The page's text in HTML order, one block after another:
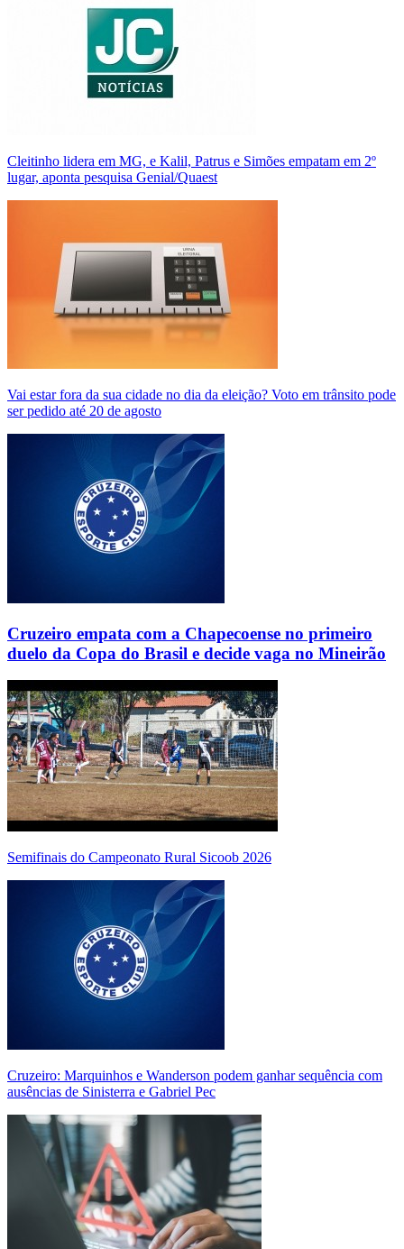
Cleitinho lidera em MG, e Kalil, Patrus e Simões empatam em 2º
lugar, aponta pesquisa Genial/Quaest
Vai estar fora da sua cidade no dia da eleição? Voto em trânsito pode
ser pedido até 20 de agosto
Cruzeiro empata com a Chapecoense no primeiro
duelo da Copa do Brasil e decide vaga no Mineirão
Semifinais do Campeonato Rural Sicoob 2026
Cruzeiro: Marquinhos e Wanderson podem ganhar sequência com
ausências de Sinisterra e Gabriel Pec